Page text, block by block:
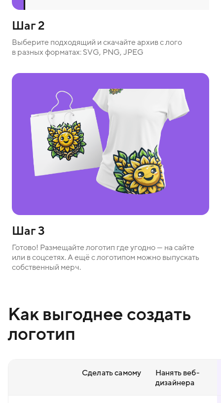
Шаг 2
Выберите подходящий и скачайте архив с лого
в разных форматах: SVG, PNG, JPEG
Шаг 3
Готово! Размещайте логотип где угодно — на сайте
или в соцсетях. А ещё с логотипом можно выпускать
собственный мерч.
Как выгоднее создать
логотип
Сделать самому
Нанять веб-
дизайнера